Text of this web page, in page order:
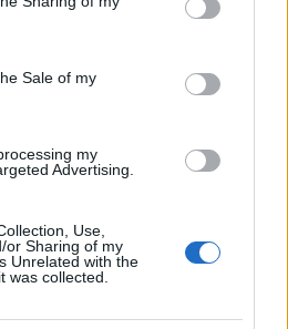
and its third-party tags to
purposes in below Google
Sale of my
my
Advertising.
Use,
or Sharing of my
Unrelated with the
was collected.
πυρκαγιάς για τη Δευτέρα 10
της Περιφέρειας
η συμφωνία Ιραν-Ομαν, τι θα
του Ορμούζ
Συνάντηση στο Υπουργείο
για την αποκατάσταση των
Γιαννακόπουλου για
Αγγελόπουλους και …